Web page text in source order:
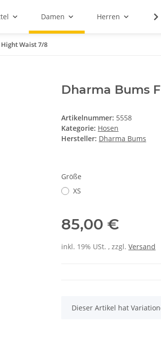
Damen Herren Sale
Waist 7/8
Dharma Bums
Artikelnummer: 5558
Kategorie: Hosen
Hersteller: Dharma Bums
Größe
XS
85,00 €
inkl. 19% USt. , zzgl. Versand
x
Dieser Artikel hat